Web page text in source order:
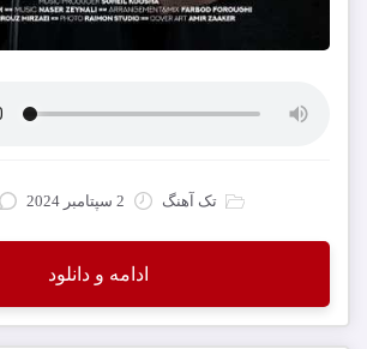
تک آهنگ 2 سپتامبر 2024
ادامه و دانلود